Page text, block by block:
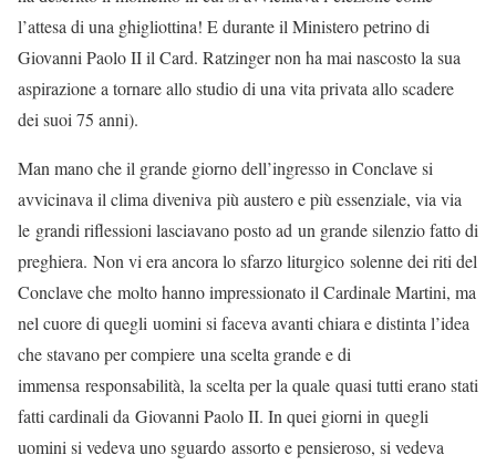
l’attesa di una ghigliottina! E durante il Ministero petrino di
Giovanni Paolo II il Card. Ratzinger non ha mai nascosto la sua
aspirazione a tornare allo studio di una vita privata allo scadere
dei suoi 75 anni).
Man mano che il grande giorno dell’ingresso in Conclave si
avvicinava il clima diveniva più austero e più essenziale, via via
le grandi riflessioni lasciavano posto ad un grande silenzio fatto di
preghiera. Non vi era ancora lo sfarzo liturgico solenne dei riti del
Conclave che molto hanno impressionato il Cardinale Martini, ma
nel cuore di quegli uomini si faceva avanti chiara e distinta l’idea
che stavano per compiere una scelta grande e di
immensa responsabilità, la scelta per la quale quasi tutti erano stati
fatti cardinali da Giovanni Paolo II. In quei giorni in quegli
uomini si vedeva uno sguardo assorto e pensieroso, si vedeva